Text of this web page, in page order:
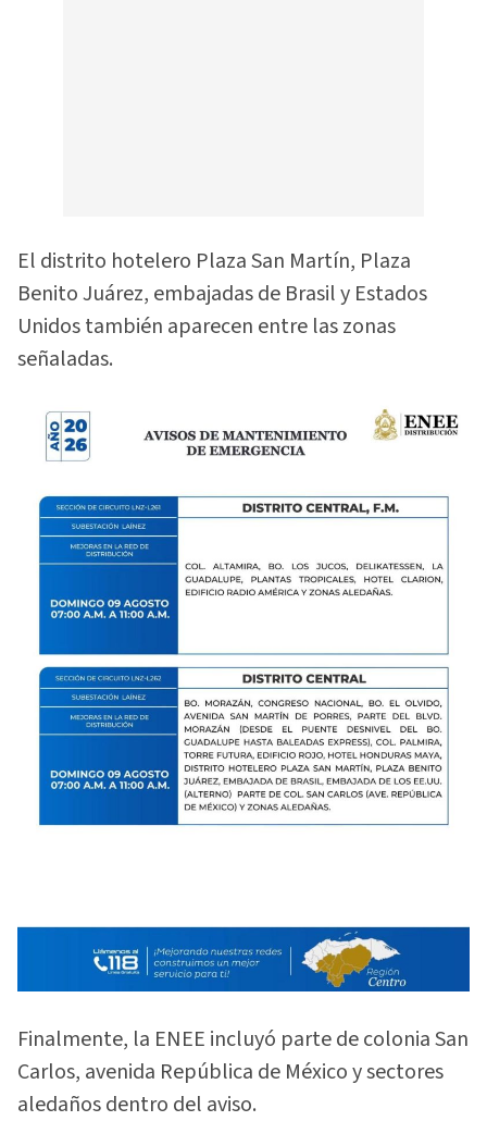
El distrito hotelero Plaza San Martín, Plaza
Benito Juárez, embajadas de Brasil y Estados
Unidos también aparecen entre las zonas
señaladas.
Finalmente, la ENEE incluyó parte de colonia San
Carlos, avenida República de México y sectores
aledaños dentro del aviso.